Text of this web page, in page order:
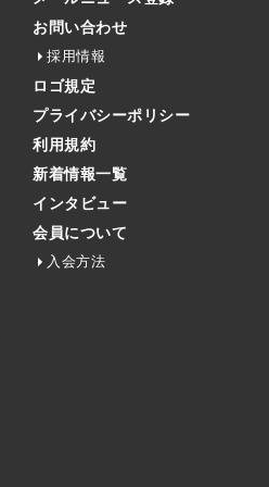
お問い合わせ
採用情報
ロゴ規定
プライバシーポリシー
利用規約
新着情報一覧
インタビュー
会員について
入会方法